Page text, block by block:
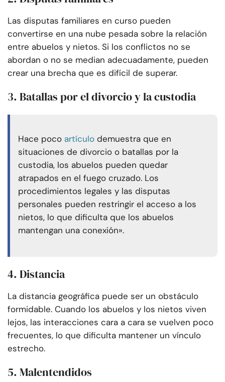
Las disputas familiares en curso pueden
convertirse en una nube pesada sobre la relación
entre abuelos y nietos. Si los conflictos no se
abordan o no se median adecuadamente, pueden
crear una brecha que es difícil de superar.
3. Batallas por el divorcio y la custodia
Hace poco artículo demuestra que en
situaciones de divorcio o batallas por la
custodia, los abuelos pueden quedar
atrapados en el fuego cruzado. Los
procedimientos legales y las disputas
personales pueden restringir el acceso a los
nietos, lo que dificulta que los abuelos
mantengan una conexión».
4. Distancia
La distancia geográfica puede ser un obstáculo
formidable. Cuando los abuelos y los nietos viven
lejos, las interacciones cara a cara se vuelven poco
frecuentes, lo que dificulta mantener un vínculo
estrecho.
5. Malentendidos